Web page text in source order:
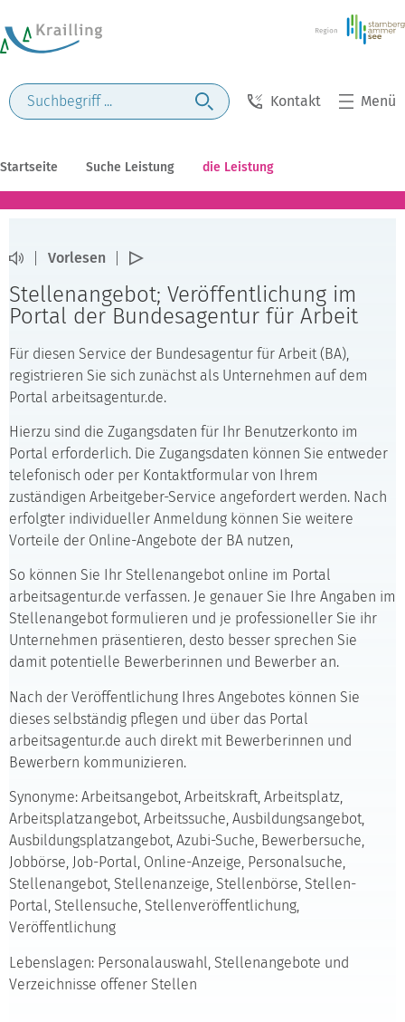
Kontakt Menü
Startseite Suche Leistung die Leistung
Vorlesen
Stellenangebot; Veröffentlichung im
Portal der Bundesagentur für Arbeit
Für diesen Service der Bundesagentur für Arbeit (BA),
registrieren Sie sich zunächst als Unternehmen auf dem
Portal arbeitsagentur.de.
Hierzu sind die Zugangsdaten für Ihr Benutzerkonto im
Portal erforderlich. Die Zugangsdaten können Sie entweder
telefonisch oder per Kontaktformular von Ihrem
zuständigen Arbeitgeber-Service angefordert werden. Nach
erfolgter individueller Anmeldung können Sie weitere
Vorteile der Online-Angebote der BA nutzen,
So können Sie Ihr Stellenangebot online im Portal
arbeitsagentur.de verfassen. Je genauer Sie Ihre Angaben im
Stellenangebot formulieren und je professioneller Sie ihr
Unternehmen präsentieren, desto besser sprechen Sie
damit potentielle Bewerberinnen und Bewerber an.
Nach der Veröffentlichung Ihres Angebotes können Sie
dieses selbständig pflegen und über das Portal
arbeitsagentur.de auch direkt mit Bewerberinnen und
Bewerbern kommunizieren.
Synonyme: Arbeitsangebot, Arbeitskraft, Arbeitsplatz,
Arbeitsplatzangebot, Arbeitssuche, Ausbildungsangebot,
Ausbildungsplatzangebot, Azubi-Suche, Bewerbersuche,
Jobbörse, Job-Portal, Online-Anzeige, Personalsuche,
Stellenangebot, Stellenanzeige, Stellenbörse, Stellen-
Portal, Stellensuche, Stellenveröffentlichung,
Veröffentlichung
Lebenslagen: Personalauswahl, Stellenangebote und
Verzeichnisse offener Stellen